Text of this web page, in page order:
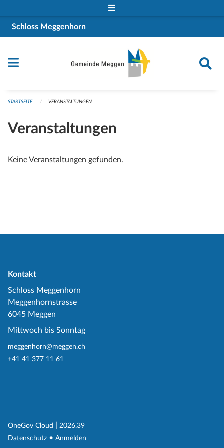
Schloss Meggenhorn
STARTSEITE VERANSTALTUNGEN
Veranstaltungen
Keine Veranstaltungen gefunden.
Kontakt
Schloss Meggenhorn
Meggenhornstrasse
6045 Meggen
Mittwoch bis Sonntag
meggenhorn@meggen.ch
+41 41 377 11 61
OneGov Cloud (External Link)
2026.39
Datenschutz (External Link)
Anmelden